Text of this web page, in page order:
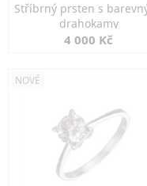
Stříbrný prsten s
drahokamy
4 000 Kč
NOVÉ